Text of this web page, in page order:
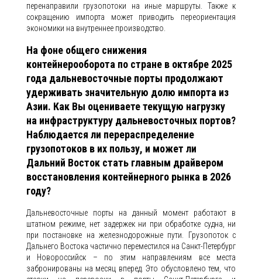
перенаправили грузопотоки на иные маршруты. Также к
сокращению импорта может приводить переориентация
экономики на внутреннее производство.
На фоне общего снижения
контейнерооборота по стране в октябре 2025
года дальневосточные порты продолжают
удерживать значительную долю импорта из
Азии. Как Вы оцениваете текущую нагрузку
на инфраструктуру дальневосточных портов?
Наблюдается ли перераспределение
грузопотоков в их пользу, и может ли
Дальний Восток стать главным драйвером
восстановления контейнерного рынка в 2026
году?
Дальневосточные порты на данный момент работают в
штатном режиме, нет задержек ни при обработке судна, ни
при постановке на железнодорожные пути. Грузопоток с
Дальнего Востока частично переместился на Санкт-Петербург
и Новороссийск – по этим направлениям все места
забронированы на месяц вперед. Это обусловлено тем, что